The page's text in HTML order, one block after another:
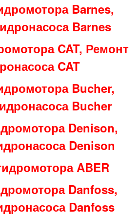
Barnes,
Barnes
CAT, Ремонт
CAT
Bucher,
Bucher
Denison,
Denison
ABER
Danfoss,
Danfoss